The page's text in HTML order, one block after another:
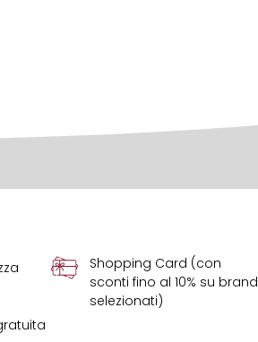
Shopping Card (con
sconti fino al 10% su brand
selezionati)